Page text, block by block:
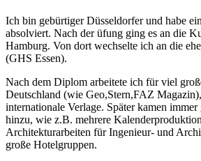
Ich bin gebürtiger Düsseldorfer und habe
absolviert. Nach der üfung ging es an die
Hamburg. Von dort wechselte ich an die
(GHS Essen).
Nach dem Diplom arbeitete ich für viel
Deutschland (wie Geo,Stern,FAZ
internationale Verlage. Später kamen immer
hinzu, wie z.B. mehrere
Architekturarbeiten für Ingenieur- und
große Hotelgruppen.